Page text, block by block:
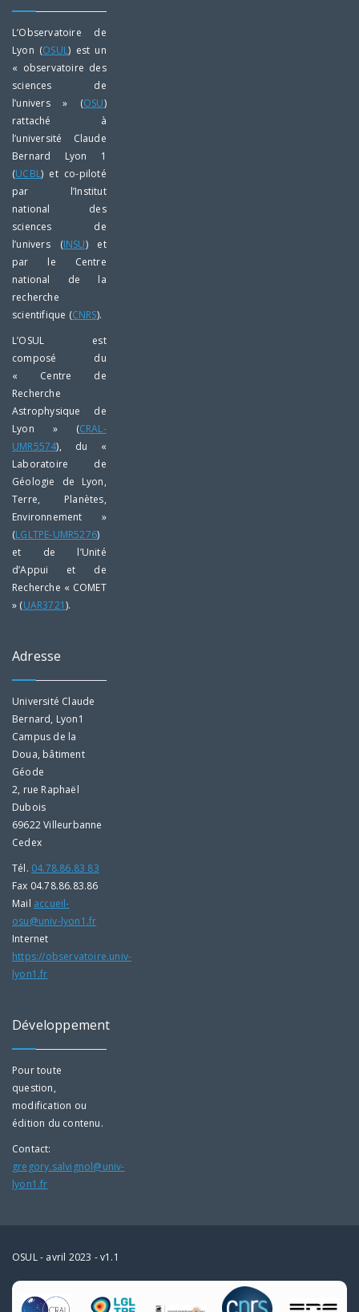
L’Observatoire de
Lyon (OSUL) est un
« observatoire des
sciences de
l’univers » (OSU)
rattaché à
l’université Claude
Bernard Lyon 1
(UCBL) et co-piloté
par l’Institut
national des
sciences de
l’univers (INSU) et
par le Centre
national de la
recherche
scientifique (CNRS).
L’OSUL est
composé du
« Centre de
Recherche
Astrophysique de
Lyon » (CRAL-
UMR5574), du «
Laboratoire de
Géologie de Lyon,
Terre, Planètes,
Environnement »
(LGLTPE-UMR5276)
et de l’Unité
d’Appui et de
Recherche « COMET
» (UAR3721).
Adresse
Université Claude
Bernard, Lyon1
Campus de la
Doua, bâtiment
Géode
2, rue Raphaël
Dubois
69622 Villeurbanne
Cedex
Tél. 04.78.86.83 83
Fax 04.78.86.83.86
Mail accueil-
osu@univ-lyon1.fr
Internet
https://observatoire.univ-
lyon1.fr
Développement
Pour toute
question,
modification ou
édition du contenu.
Contact:
gregory.salvignol@univ-
lyon1.fr
OSUL - avril 2023 - v1.1